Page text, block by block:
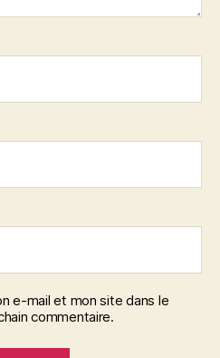
e-mail et mon site dans le
commentaire.